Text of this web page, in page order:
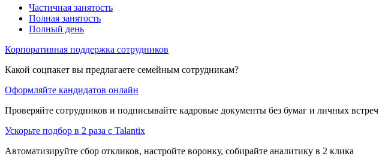
Частичная занятость
Полная занятость
Полный день
Корпоративная поддержка сотрудников
Какой соцпакет вы предлагаете семейным сотрудникам?
Оформляйте кандидатов онлайн
Проверяйте сотрудников и подписывайте кадровые документы без бумаг и личных встреч
Ускорьте подбор в 2 раза с Talantix
Автоматизируйте сбор откликов, настройте воронку, собирайте аналитику в 2 клика